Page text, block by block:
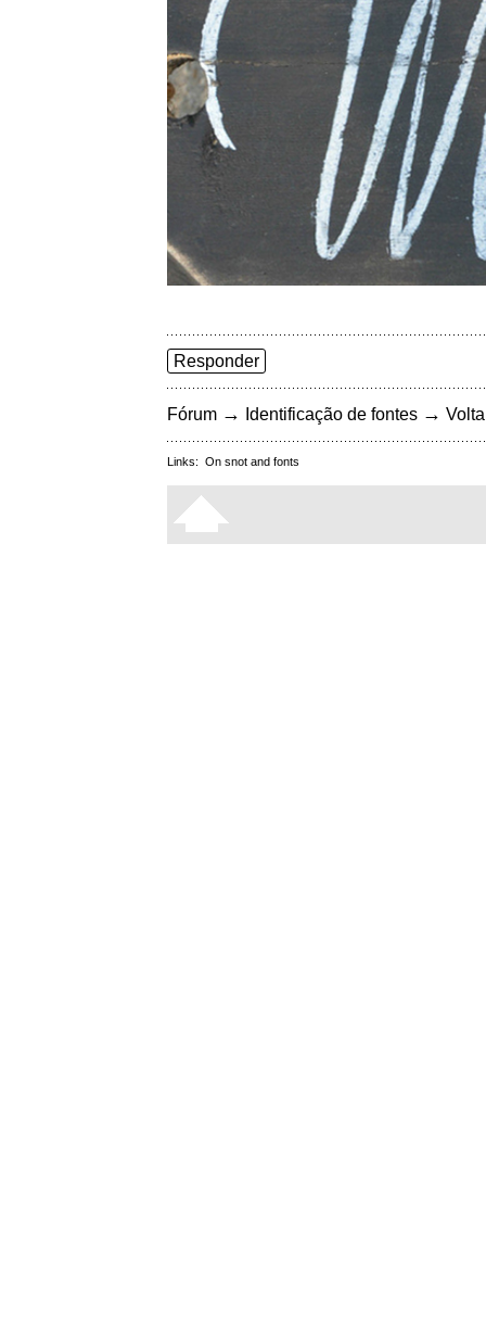
Responder
Fórum → Identificação de fontes →
Links: On snot and fonts